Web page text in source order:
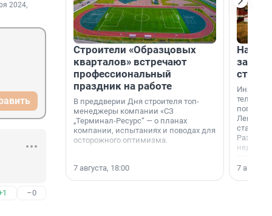
2024,
–0
Строители «Образцовых
кварталов» встречают
профессиональный
праздник на работе
В преддверии Дня строителя топ-
менеджеры компании «СЗ
„Терминал-Ресурс“ — о планах
компании, испытаниях и поводах для
осторожного оптимизма.
7 августа, 18:00
На
станции
7